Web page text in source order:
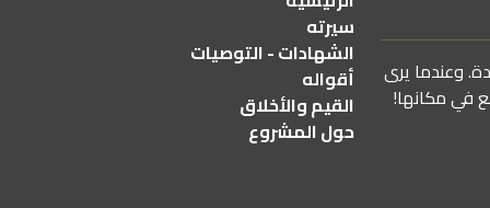
وعندما يرى
في مكانها!
سيرته
الشهادات - التوصيات
أقواله
القيم والأخلاق
حول المشروع